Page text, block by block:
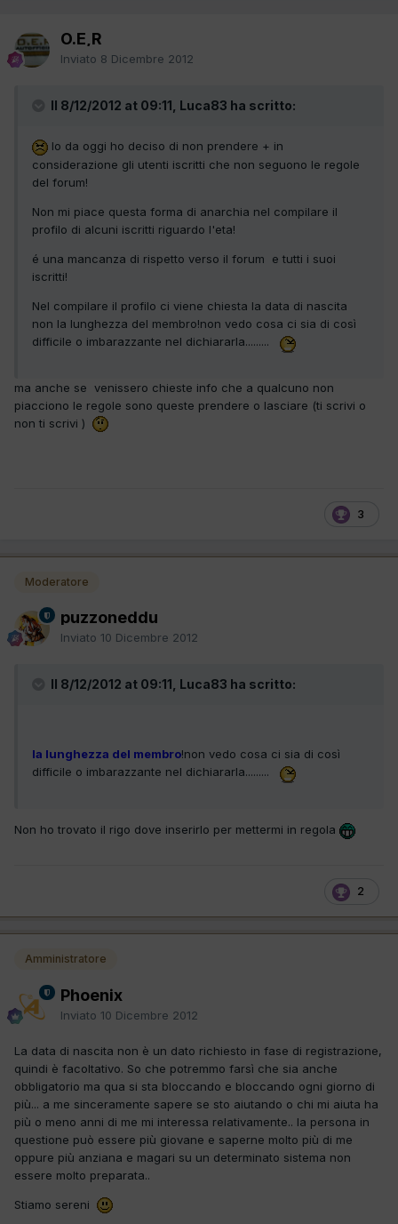
O.E,R
Inviato 8 Dicembre 2012
Il 8/12/2012 at 09:11, Luca83 ha scritto:
Io da oggi ho deciso di non prendere + in
considerazione gli utenti iscritti che non seguono le regole
del forum!
Non mi piace questa forma di anarchia nel compilare il
profilo di alcuni iscritti riguardo l'eta!
é una mancanza di rispetto verso il forum e tutti i suoi
iscritti!
Nel compilare il profilo ci viene chiesta la data di nascita
non la lunghezza del membro!non vedo cosa ci sia di così
difficile o imbarazzante nel dichiararla.........
ma anche se venissero chieste info che a qualcuno non
piacciono le regole sono queste prendere o lasciare (ti scrivi o
non ti scrivi )
3
Moderatore
puzzoneddu
Inviato 10 Dicembre 2012
Il 8/12/2012 at 09:11, Luca83 ha scritto:
la lunghezza del membro!non vedo cosa ci sia di così
difficile o imbarazzante nel dichiararla.........
Non ho trovato il rigo dove inserirlo per mettermi in regola
2
Amministratore
Phoenix
Inviato 10 Dicembre 2012
La data di nascita non è un dato richiesto in fase di registrazione,
quindi è facoltativo. So che potremmo farsì che sia anche
obbligatorio ma qua si sta bloccando e bloccando ogni giorno di
più... a me sinceramente sapere se sto aiutando o chi mi aiuta ha
più o meno anni di me mi interessa relativamente.. la persona in
questione può essere più giovane e saperne molto più di me
oppure più anziana e magari su un determinato sistema non
essere molto preparata..
Stiamo sereni